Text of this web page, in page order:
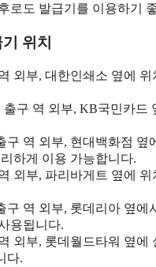
로도 발급기를 이용하기
위치
외부, 대한인쇄소 옆에
출구 역 외부, KB국민카드
구 역 외부, 현대백화점
하게 이용 가능합니다.
외부, 파리바게트 옆에
구 역 외부, 롯데리아 옆
용됩니다.
외부, 롯데월드타워 옆
다.